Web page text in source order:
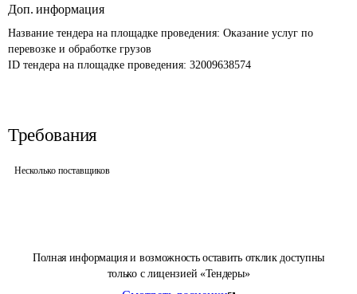
Полная информация и возможность оставить отклик доступны
только с лицензией «Тендеры»
Доп. информация
Название тендера на площадке проведения: Оказание услуг по
перевозке и обработке грузов
ID тендера на площадке проведения: 32009638574
Требования
Несколько поставщиков